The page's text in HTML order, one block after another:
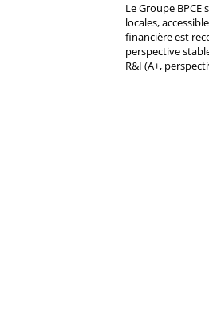
Le Groupe
locales,
financière est
perspective
R&I (A+,